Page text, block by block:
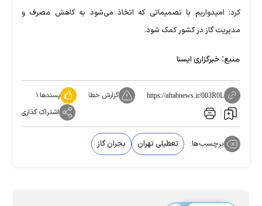
کرد: امیدواریم با تصمیماتی که اتخاذ می‌شود به کاهش مصرف و
مدیریت گاز در کشور کمک شود.
منبع: خبرگزاری ایسنا
https://aftabnews.ir/003R0L گزارش خطا پسندها:۱
اشتراک گذاری
برچسب‌ها: تعطیلی تهران بحران گاز